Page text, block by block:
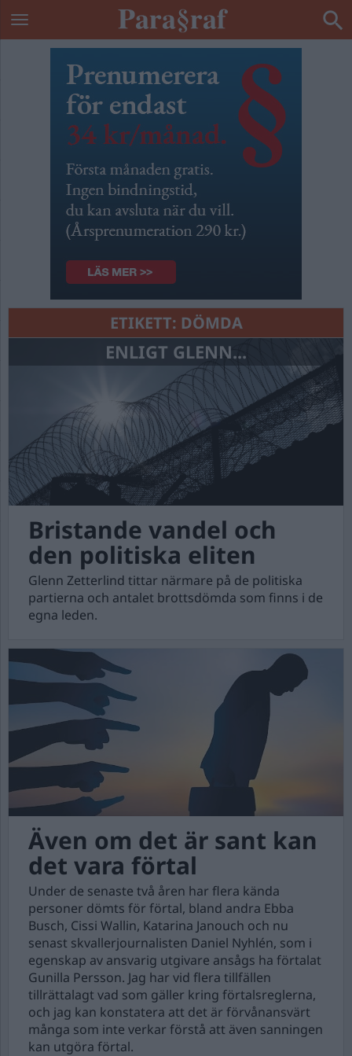
ETIKETT: DÖMDA
ENLIGT GLENN...
Bristande vandel och
den politiska eliten
Glenn Zetterlind tittar närmare på de politiska
partierna och antalet brottsdömda som finns i de
egna leden.
Även om det är sant kan
det vara förtal
Under de senaste två åren har flera kända
personer dömts för förtal, bland andra Ebba
Busch, Cissi Wallin, Katarina Janouch och nu
senast skvallerjournalisten Daniel Nyhlén, som i
egenskap av ansvarig utgivare ansågs ha förtalat
Gunilla Persson. Jag har vid flera tillfällen
tillrättalagt vad som gäller kring förtalsreglerna,
och jag kan konstatera att det är förvånansvärt
många som inte verkar förstå att även sanningen
kan utgöra förtal.